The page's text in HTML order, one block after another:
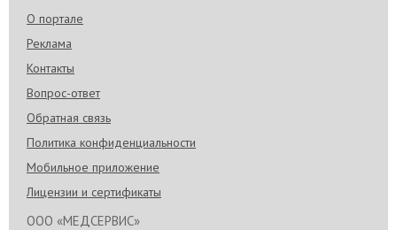
О портале
Реклама
Контакты
Вопрос-ответ
Обратная связь
Политика конфиденциальности
Мобильное приложение
Лицензии и сертификаты
ООО «МЕДСЕРВИС»